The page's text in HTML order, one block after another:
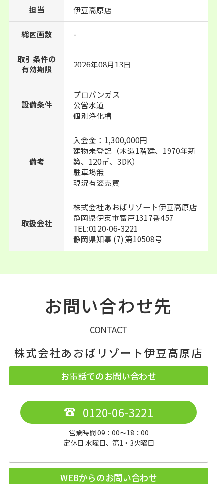
担当 伊豆高原店
総区画数 -
取引条件の
有効期限
2026年08月13日
設備条件
プロパンガス
公営水道
個別浄化槽
備考
入会金：1,300,000円
建物未登記（木造1階建、1970年新
築、120㎡、3DK）
駐車場無
現況有姿売買
取扱会社
株式会社あおばリゾート伊豆高原店
静岡県伊東市富戸1317番457
TEL:0120-06-3221
静岡県知事 (7) 第10508号
お問い合わせ先
CONTACT
株式会社あおばリゾート伊豆高原店
お電話でのお問い合わせ
0120-06-3221
営業時間 09：00～18：00
定休日 水曜日、第1・3火曜日
WEBからのお問い合わせ